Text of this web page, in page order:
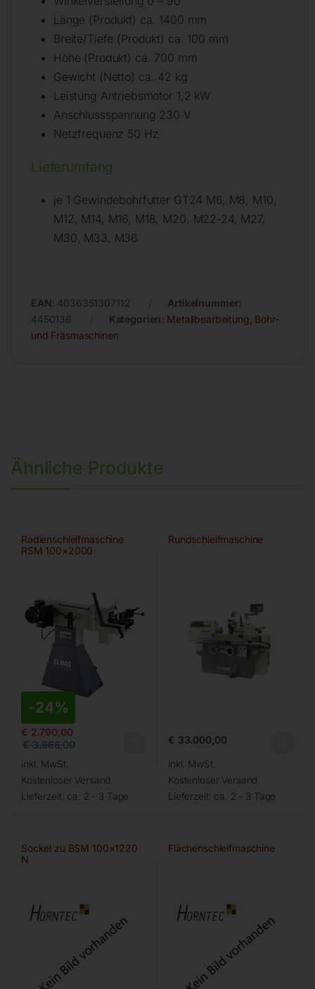
Länge (Produkt) ca. 1400 mm
Breite/Tiefe (Produkt) ca. 100 mm
Höhe (Produkt) ca. 700 mm
Gewicht (Netto) ca. 42 kg
Leistung Antriebsmotor 1,2 kW
Anschlussspannung 230 V
Netzfrequenz 50 Hz
Lieferumfang
je 1 Gewindebohrfutter GT24 M6, M8, M10,
M12, M14, M16, M18, M20, M22-24, M27,
M30, M33, M36
EAN: 4036351307112
Artikelnummer:
4450136
Kategorien: Metallbearbeitung Bohr-
und Fräsmaschinen
Ähnliche Produkte
Radienschleifmaschine
RSM 100×2000
-24%
€ 2.790,00
€3.666,00
inkl. MwSt.
Kostenloser Versand
Lieferzeit: ca. 2 - 3 Tage
Rundschleifmaschine
€ 33.000,00
inkl. MwSt.
Kostenloser Versand
Lieferzeit: ca. 2 - 3 Tage
Sockel zu BSM 100×1220
N
Flächenschleifmaschine